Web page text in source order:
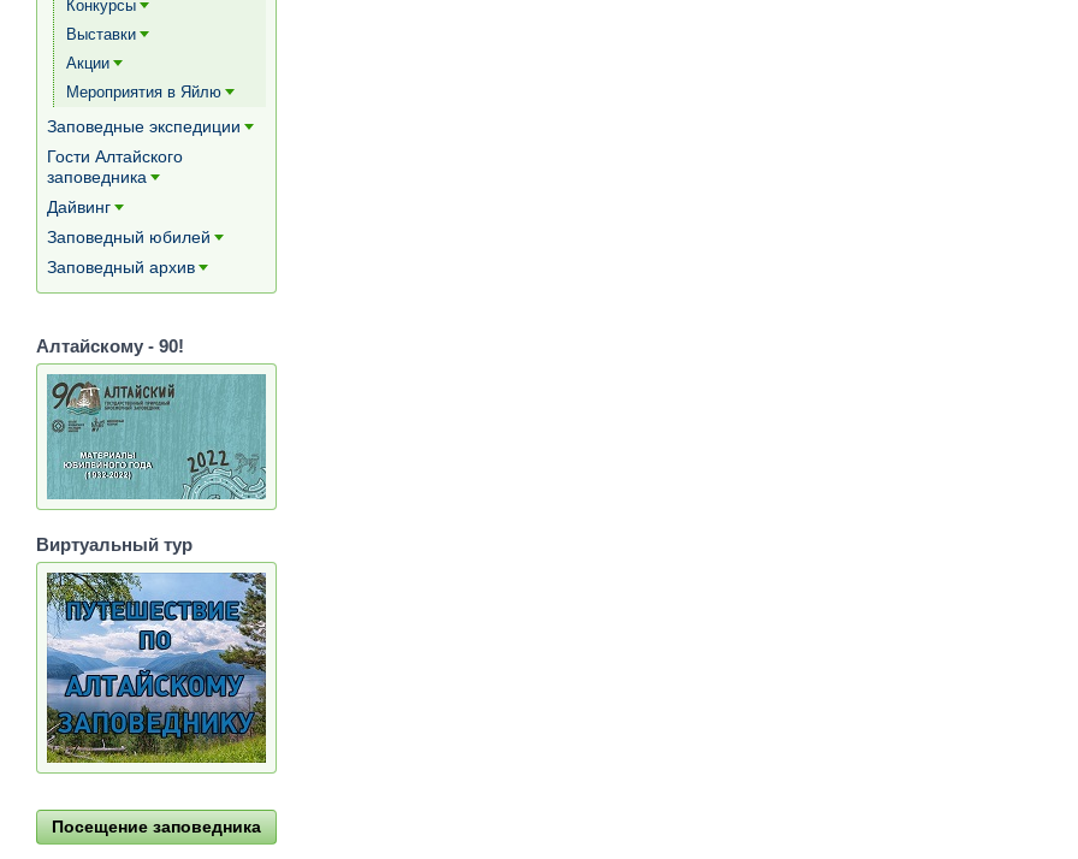
Конкурсы
Выставки
Акции
Мероприятия в Яйлю
Заповедные экспедиции
Гости Алтайского
заповедника
Дайвинг
Заповедный юбилей
Заповедный архив
Алтайскому - 90!
Виртуальный тур
Посещение заповедника